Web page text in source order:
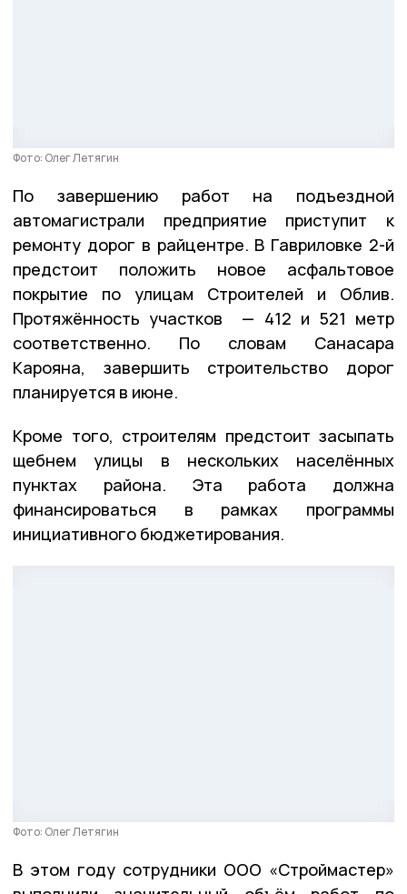
Фото: Олег Летягин
По завершению работ на подъездной
автомагистрали предприятие приступит к
ремонту дорог в райцентре. В Гавриловке 2-й
предстоит положить новое асфальтовое
покрытие по улицам Строителей и Облив.
Протяжённость участков — 412 и 521 метр
соответственно. По словам Санасара
Карояна, завершить строительство дорог
планируется в июне.
Кроме того, строителям предстоит засыпать
щебнем улицы в нескольких населённых
пунктах района. Эта работа должна
финансироваться в рамках программы
инициативного бюджетирования.
Фото: Олег Летягин
В этом году сотрудники ООО «Строймастер»